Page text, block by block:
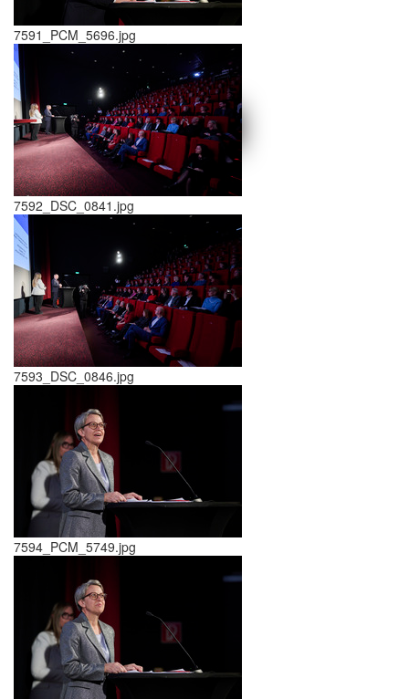
schließen X
<< >>
7591_PCM_5696.jpg
7592_DSC_0841.jpg
7593_DSC_0846.jpg
7594_PCM_5749.jpg